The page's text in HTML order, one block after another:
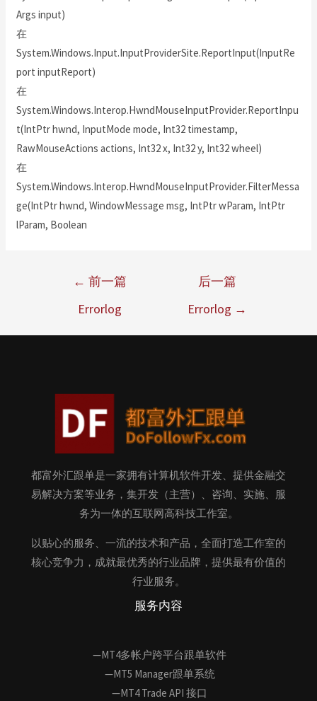
Args input)
在
System.Windows.Input.InputProviderSite.ReportInput(InputRe
port inputReport)
在
System.Windows.Interop.HwndMouseInputProvider.ReportInpu
t(IntPtr hwnd, InputMode mode, Int32 timestamp,
RawMouseActions actions, Int32 x, Int32 y, Int32 wheel)
在
System.Windows.Interop.HwndMouseInputProvider.FilterMessa
ge(IntPtr hwnd, WindowMessage msg, IntPtr wParam, IntPtr
lParam, Boolean
← 前一篇
Errorlog
后一篇
Errorlog →
都富外汇跟单是一家拥有计算机软件开发、提供金融交
易解决方案等业务，集开发（主营）、咨询、实施、服
务为一体的互联网高科技工作室。
以贴心的服务、一流的技术和产品，全面打造工作室的
核心竞争力，成就最优秀的行业品牌，提供最有价值的
行业服务。
服务内容
—MT4多帐户跨平台跟单软件
—MT5 Manager跟单系统
—MT4 Trade API 接口